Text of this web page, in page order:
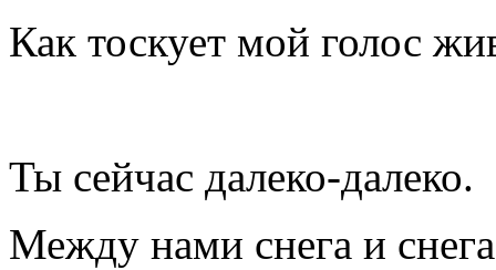
Как тоскует мой голос
Ты сейчас далеко-далеко.
Между нами снега и